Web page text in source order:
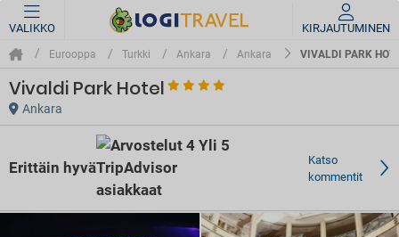
VALIKKO KIRJAUTUMINEN
Eurooppa Turkki Ankara Ankara VIVALDI PARK
Vivaldi Park Hotel
Ankara
Erittäin hyvä
Katso
kommentit